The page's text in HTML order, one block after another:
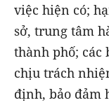
việc hiện có;
sở, trung tâm
thành phố; các
chịu trách
định, bảo đảm